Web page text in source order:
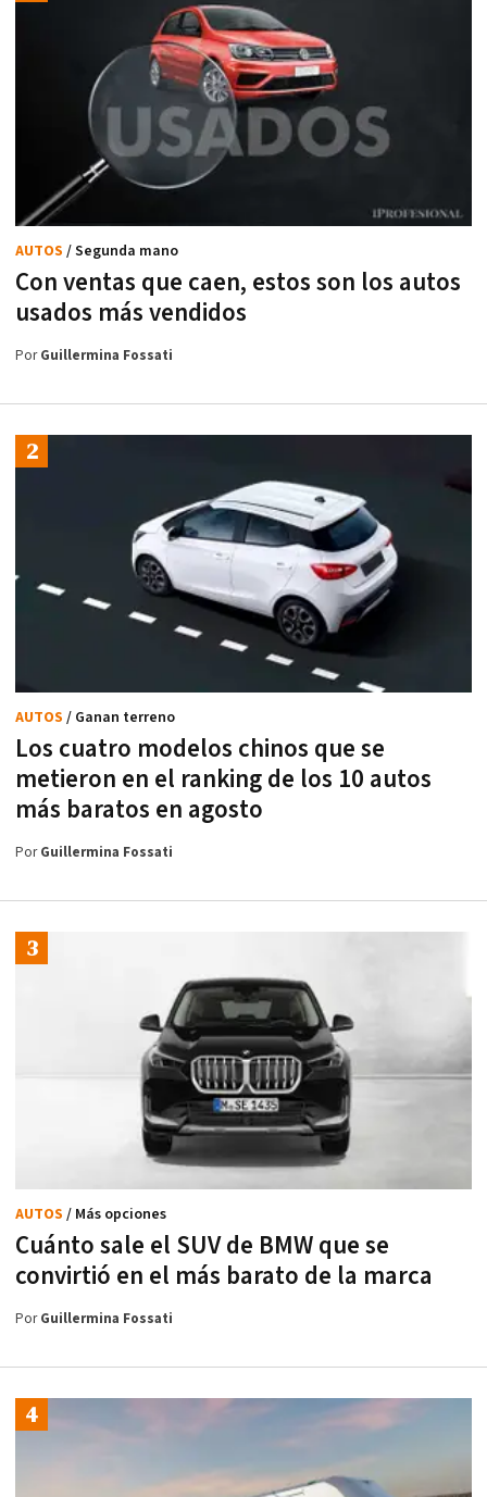
Con ventas que caen, estos son los autos
usados más vendidos
AUTOS / Segunda mano
PorGuillermina Fossati
Los cuatro modelos chinos que se
metieron en el ranking de los 10 autos
más baratos en agosto
AUTOS / Ganan terreno
PorGuillermina Fossati
Cuánto sale el SUV de BMW que se
convirtió en el más barato de la marca
AUTOS / Más opciones
PorGuillermina Fossati